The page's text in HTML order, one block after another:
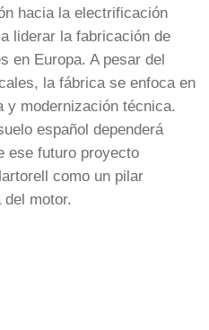
hacia la electrificación
liderar la fabricación de
en Europa. A pesar del
la fábrica se enfoca en
y modernización técnica.
español dependerá
ese futuro proyecto
como un pilar
del motor.